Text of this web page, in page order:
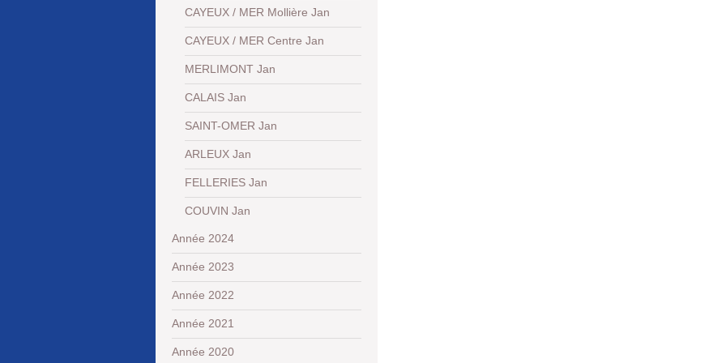
CAYEUX / MER Mollière Jan
CAYEUX / MER Centre Jan
MERLIMONT Jan
CALAIS Jan
SAINT-OMER Jan
ARLEUX Jan
FELLERIES Jan
COUVIN Jan
Année 2024
Année 2023
Année 2022
Année 2021
Année 2020